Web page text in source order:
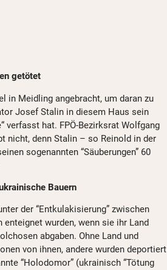
getötet
in Meidling angebracht, um daran zu
Josef Stalin in diesem Haus sein
verfasst hat. FPÖ-Bezirksrat Wolfgang
nicht, denn Stalin – so Reinold in der
sogenannten “Säuberungen” 60
Bauern
der “Entkulakisierung” zwischen
enteignet wurden, wenn sie ihr Land
abgaben. Ohne Land und
von ihnen, andere wurden deportiert
“Holodomor” (ukrainisch “Tötung